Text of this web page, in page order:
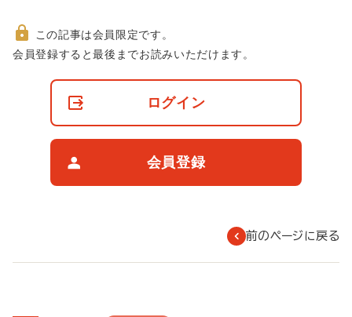
非
この記事は会員限定です。
会員登録すると最後までお読みいただけます。
ログイン
会員登録
前のページに戻る